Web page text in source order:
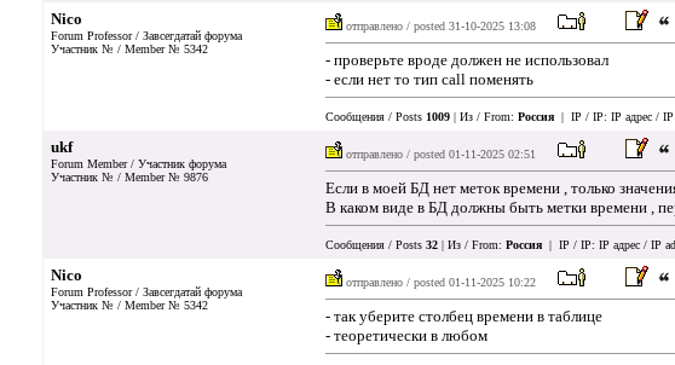
Nico
Forum Professor / Завсегдатай форума
Участник № / Member № 5342
отправлено / posted 31-10-2025 13:08
- проверьте вроде должен не использовал
- если нет то тип call поменять
Сообщения / Posts 1009 | Из / From: Россия | IP / IP: IP адрес / IP
ukf
Forum Member / Участник форума
Участник № / Member № 9876
отправлено / posted 01-11-2025 02:51
Если в моей БД нет меток времени , только
В каком виде в БД должны быть метки времени ,
Сообщения / Posts 32 | Из / From: Россия | IP / IP: IP адрес / IP
Nico
Forum Professor / Завсегдатай форума
Участник № / Member № 5342
отправлено / posted 01-11-2025 10:22
- так уберите столбец времени в таблице
- теоретически в любом